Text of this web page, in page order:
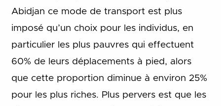
Abidjan ce mode de transport est plus
imposé qu’un choix pour les individus, en
particulier les plus pauvres qui effectuent
60% de leurs déplacements à pied, alors
que cette proportion diminue à environ 25%
pour les plus riches. Plus pervers est que les